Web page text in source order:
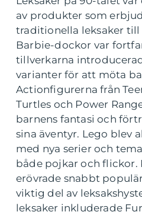
av produkter som
traditionella leksaker
Barbie-dockor var
tillverkarna
varianter för att möta
Actionfigurerna från
Turtles och Power
barnens fantasi och
sina äventyr. Lego blev
med nya serier och
både pojkar och
erövrade snabbt
viktig del av
leksaker inkluderade